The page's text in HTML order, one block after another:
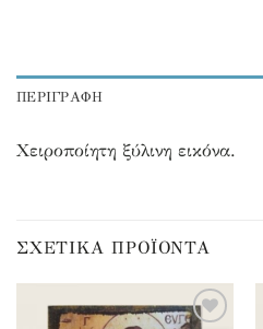
ΠΕΡΙΓΡΑΦΉ
Χειροποίητη ξύλινη εικόνα.
ΣΧΕΤΙΚΆ ΠΡΟΪΌΝΤΑ